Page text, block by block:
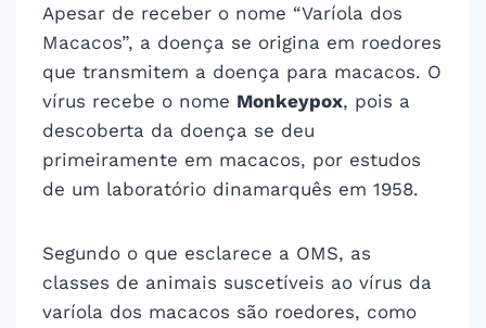
Apesar de receber o nome “Varíola dos
Macacos”, a doença se origina em roedores
que transmitem a doença para macacos. O
vírus recebe o nome Monkeypox, pois a
descoberta da doença se deu
primeiramente em macacos, por estudos
de um laboratório dinamarquês em 1958.
Segundo o que esclarece a OMS, as
classes de animais suscetíveis ao vírus da
varíola dos macacos são roedores, como